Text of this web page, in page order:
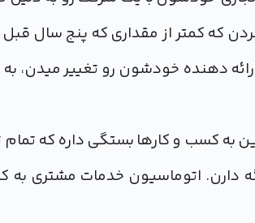
که کمتر از مقداری که پنج سال
دهنده خودشون رو تغییر میدن، به
به کسب و کارها بستگی داره که
دارن. اتوماسیون خدمات مشتری به